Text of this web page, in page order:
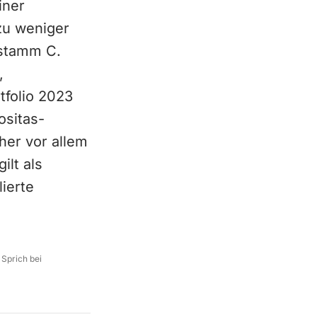
weniger
C.
2023
vor allem
als
bei